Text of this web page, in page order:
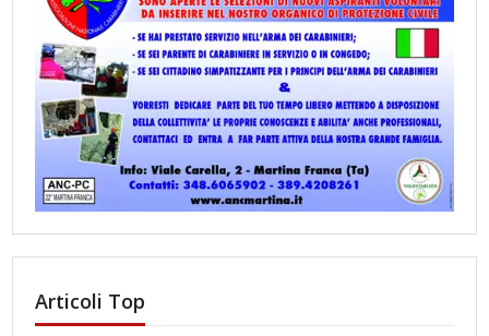
Articoli Top